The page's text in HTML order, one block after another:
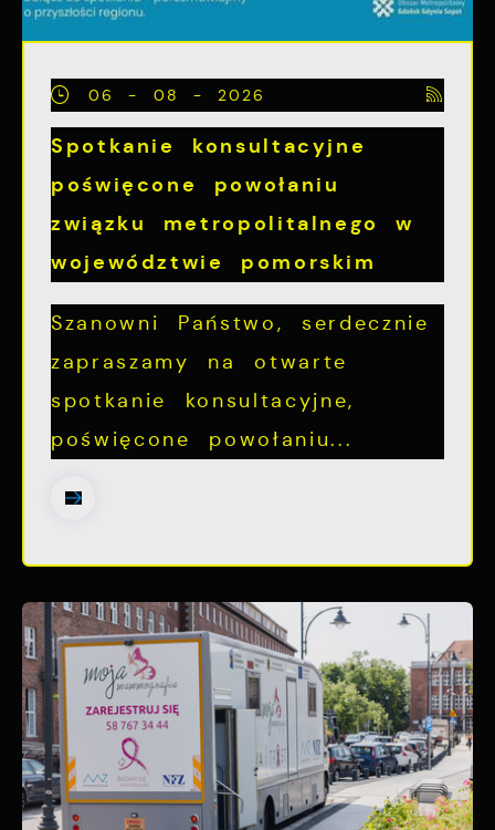
06 - 08 - 2026
Spotkanie konsultacyjne
poświęcone powołaniu
związku metropolitalnego w
województwie pomorskim
Szanowni Państwo, serdecznie
zapraszamy na otwarte
spotkanie konsultacyjne,
poświęcone powołaniu...